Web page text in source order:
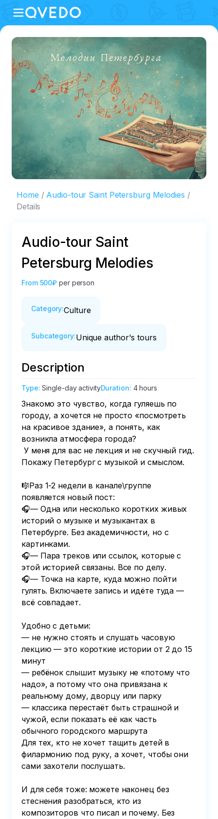
Home
Audio-tour Saint Petersburg Melodies
Details
Audio-tour Saint
Petersburg Melodies
From 500₽ per person
Category:Culture
Subcategory:Unique author's tours
Description
Type:Single-day activityDuration: 4 hours
Знакомо это чувство, когда гуляешь по
городу, а хочется не просто «посмотреть
на красивое здание», а понять, как
возникла атмосфера города?
Покажу Петербург с музыкой и смыслом.
🎼Раз 1-2 недели в канале\группе
появляется новый пост:
🎧— Одна или несколько коротких живых
историй о музыке и музыкантах в
Петербурге. Без академичности, но с
картинками.
🎧— Пара треков или ссылок, которые с
этой историей связаны. Все по делу.
🎧— Точка на карте, куда можно пойти
гулять. Включаете запись и идёте туда —
всё совпадает.
Удобно с детьми:
— не нужно стоять и слушать часовую
лекцию — это короткие истории от 2 до 15
минут
— ребёнок слышит музыку не «потому что
надо», а потому что она привязана к
реальному дому, дворцу или парку
— классика перестаёт быть страшной и
чужой, если показать её как часть
обычного городского маршрута
Для тех, кто не хочет тащить детей в
филармонию под руку, а хочет, чтобы они
сами захотели послушать.
И для себя тоже: можете наконец без
стеснения разобраться, кто из
композиторов что писал и почему. Без